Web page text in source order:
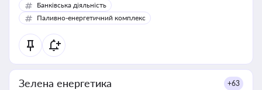
Банківська діяльність
Паливно-енергетичний комплекс
Зелена енергетика +63